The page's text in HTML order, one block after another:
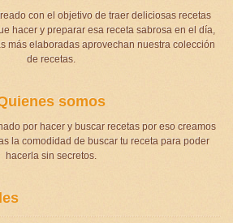
con el objetivo de traer deliciosas recetas
hacer y preparar esa receta sabrosa en el día,
más elaboradas aprovechan nuestra colección
de recetas.
somos
por hacer y buscar recetas por eso creamos
la comodidad de buscar tu receta para poder
hacerla sin secretos.